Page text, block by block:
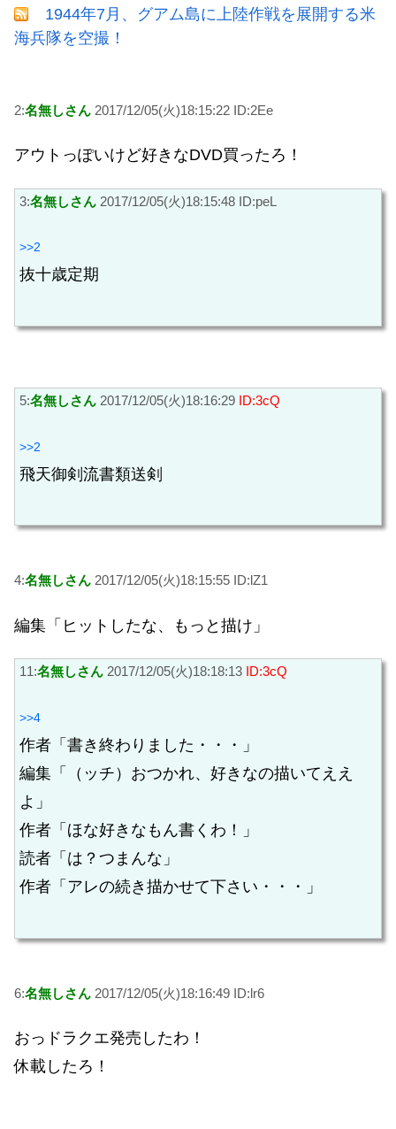
1944年7月、グアム島に上陸作戦を展開する米
海兵隊を空撮！
2:名無しさん 2017/12/05(火)18:15:22 ID:2Ee
アウトっぽいけど好きなDVD買ったろ！
3:名無しさん 2017/12/05(火)18:15:48 ID:peL
>>2
抜十歳定期
5:名無しさん 2017/12/05(火)18:16:29 ID:3cQ
>>2
飛天御剣流書類送剣
4:名無しさん 2017/12/05(火)18:15:55 ID:lZ1
編集「ヒットしたな、もっと描け」
11:名無しさん 2017/12/05(火)18:18:13 ID:3cQ
>>4
作者「書き終わりました・・・」
編集「（ッチ）おつかれ、好きなの描いてええ
よ」
作者「ほな好きなもん書くわ！」
読者「は？つまんな」
作者「アレの続き描かせて下さい・・・」
6:名無しさん 2017/12/05(火)18:16:49 ID:lr6
おっドラクエ発売したわ！
休載したろ！